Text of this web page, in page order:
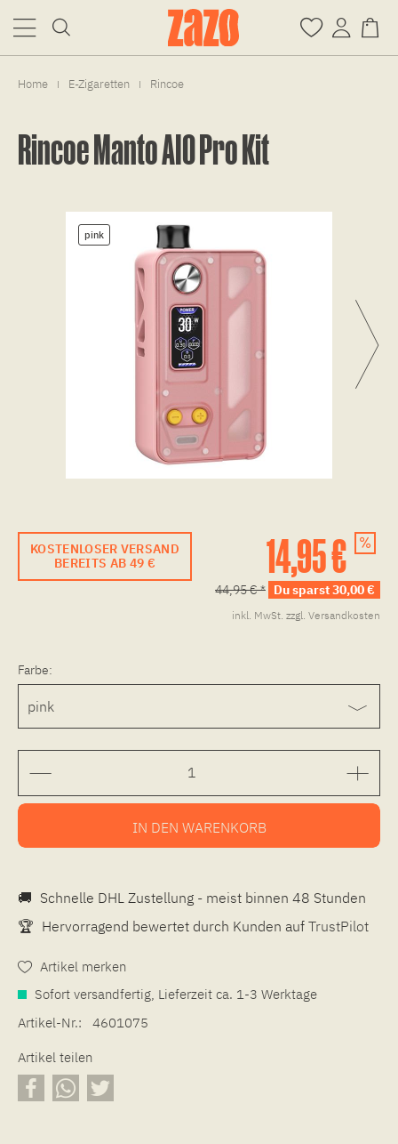
Home | E-Zigaretten | Rincoe
Rincoe Manto AIO Pro Kit
pink
KOSTENLOSER VERSAND
BEREITS AB 49 €
14,95 €
44,95 € * Du sparst 30,00 €
inkl. MwSt. zzgl. Versandkosten
Farbe:
IN DEN WARENKORB
🚚 Schnelle DHL Zustellung - meist binnen 48 Stunden
🏆 Hervorragend bewertet durch Kunden auf TrustPilot
Artikel merken
Sofort versandfertig, Lieferzeit ca. 1-3 Werktage
Artikel-Nr.:
4601075
Artikel teilen